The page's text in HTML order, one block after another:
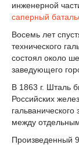
инженерной
саперный
Восемь лет
технического
состоял около
заведующего
В 1863 г. Шталь
Российских
между
Произведенный